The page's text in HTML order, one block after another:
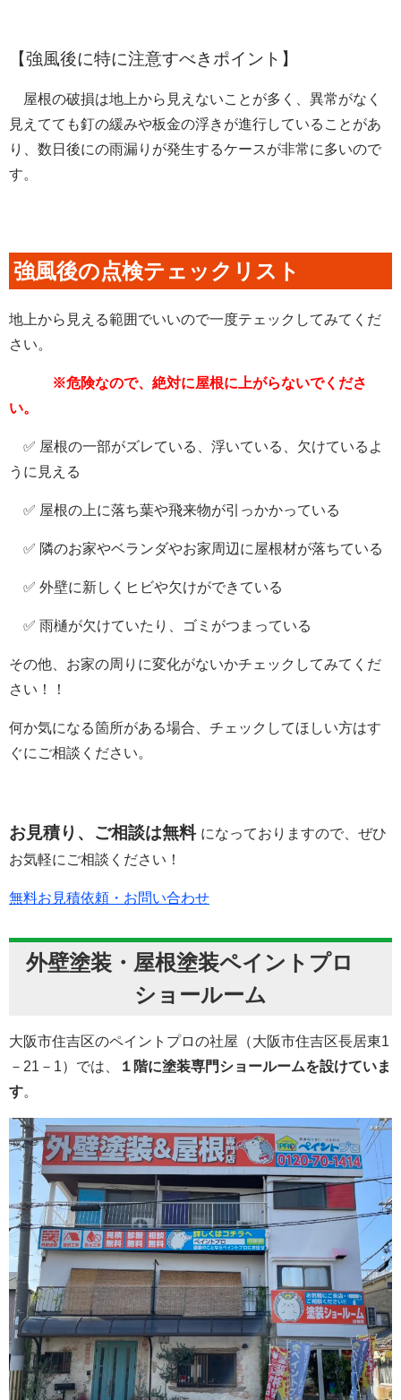
【強風後に特に注意すべきポイント】
屋根の破損は地上から見えないことが多く、異常がなく
見えてても釘の緩みや板金の浮きが進行していることがあ
り、 数日後にの雨漏りが発生するケースが非常に多いので
す。
強風後の点検テェックリスト
地上から見える範囲でいいので一度テェックしてみてくだ
さい。
※危険なので、絶対に屋根に上がらないでくださ
い。
✅ 屋根の一部がズレている、浮いている、欠けているよ
うに見える
✅ 屋根の上に落ち葉や飛来物が引っかかっている
✅ 隣のお家やベランダやお家周辺に屋根材が落ちている
✅ 外壁に新しくヒビや欠けができている
✅ 雨樋が欠けていたり、ゴミがつまっている
その他、お家の周りに変化がないかチェックしてみてくだ
さい！！
何か気になる箇所がある場合、チェックしてほしい方はす
ぐにご相談ください。
お見積り、ご相談は無料 になっておりますので、ぜひ
お気軽にご相談ください！
無料お見積依頼・お問い合わせ
外壁塗装・屋根塗装ペイントプロ
ショールーム
大阪市住吉区のペイントプロの社屋（大阪市住吉区長居東1
－21－1）では、
１階に塗装専門ショールームを設けていま
す。